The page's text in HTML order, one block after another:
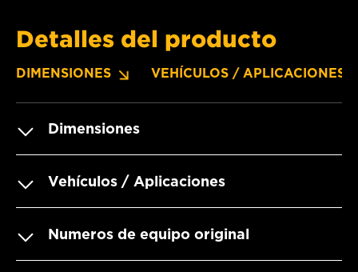
Detalles del producto
DIMENSIONES VEHÍCULOS / APLICACIONES
Dimensiones
Vehículos / Aplicaciones
Numeros de equipo original